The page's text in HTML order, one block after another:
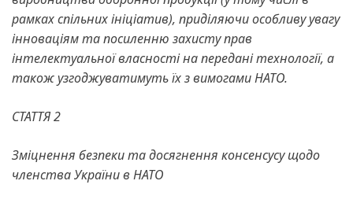
рамках спільних ініціатив), приділяючи особливу увагу
інноваціям та посиленню захисту прав
інтелектуальної власності на передані технології, а
також узгоджуватимуть їх з вимогами НАТО.
СТАТТЯ 2
Зміцнення безпеки та досягнення консенсусу щодо
членства України в НАТО